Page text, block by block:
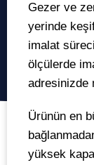
Gezer ve
yerinde
imalat
ölçülerde
adresinizde
Ürünün en
yüksek